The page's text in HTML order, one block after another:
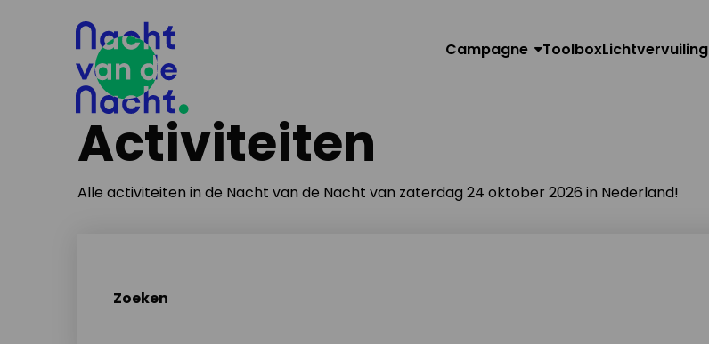
Campagne ToolboxLichtvervuiling
Activiteiten
Alle activiteiten in de Nacht van de Nacht van zaterdag 24 oktober 2026 in Nederland!
Zoeken